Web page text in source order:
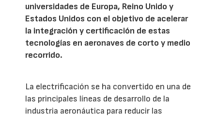
universidades de Europa, Reino Unido y
Estados Unidos con el objetivo de acelerar
la integración y certificación de estas
tecnologías en aeronaves de corto y medio
recorrido.
La electrificación se ha convertido en una de
las principales líneas de desarrollo de la
industria aeronáutica para reducir las